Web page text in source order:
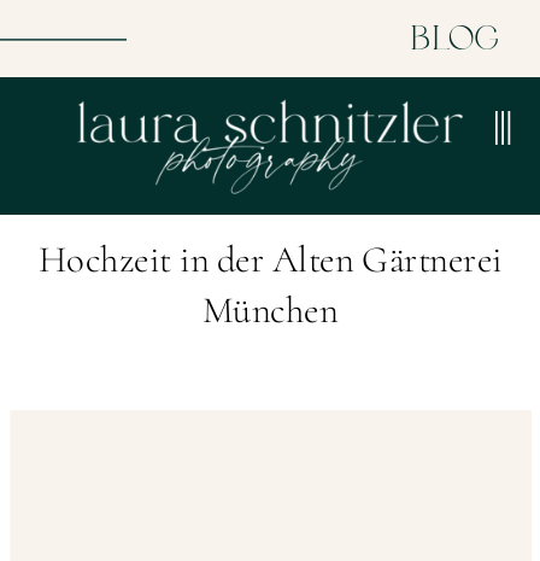
BLOG
Hochzeit in der Alten Gärtnerei
München